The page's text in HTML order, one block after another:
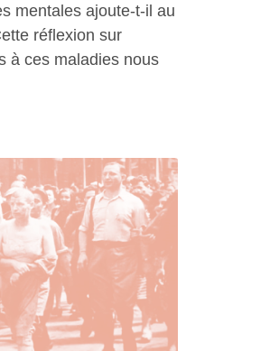
mentales ajoute-t-il au
réflexion sur
à ces maladies nous